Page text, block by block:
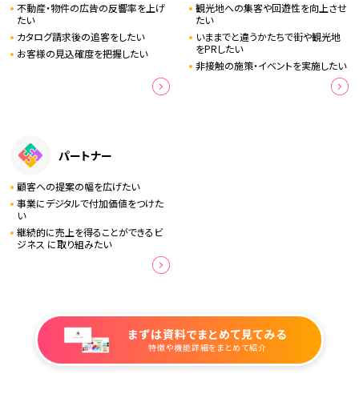
不動産・物件の広告の反響率を上げ
たい
カタログ請求後の追客をしたい
お客様の見込確度を把握したい
観光地への集客や回遊性を向上させ
たい
いままでと違うかたちで街や観光地
をPRしたい
非接触の施策・イベントを実施したい
パートナー
顧客への提案の幅を広げたい
事業にデジタルで付加価値をつけた
い
継続的に売上を得ることができるビ
ジネス に取り組みたい
まずは資料でまとめて見てみる
特徴や機能詳細をまとめて紹介